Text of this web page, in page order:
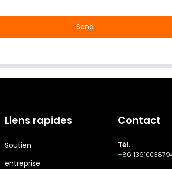
Send
Liens rapides
Soutien
entreprise
Contact
Tél.
+86